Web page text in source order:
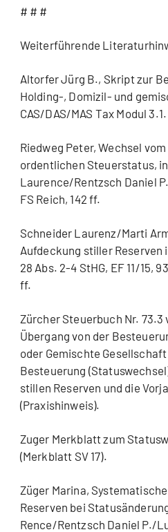
# # #
Weiterführende
Altorfer Jürg B., Skript zur
Holding-, Domizil- und
CAS/DAS/MAS Tax Modul 3.1.
Riedweg Peter, Wechsel
ordentlichen Steuerstatus,
Laurence/Rentzsch Daniel
FS Reich, 142 ff.
Schneider Laurenz/Marti
Aufdeckung stiller Reserven
28 Abs. 2-4 StHG, EF 11/15,
ff.
Zürcher Steuerbuch Nr. 73.3
Übergang von der
oder Gemischte
Besteuerung
stillen Reserven und die
(Praxishinweis).
Zuger Merkblatt zum
(Merkblatt SV 17).
Züger Marina,
Reserven bei
Rence/Rentzsch Daniel P./